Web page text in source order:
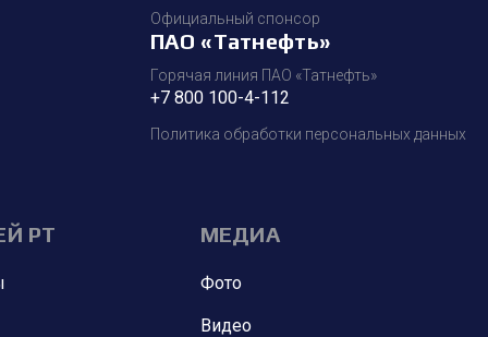
Официальный спонсор
ПАО «Татнефть»
Горячая линия ПАО «Татнефть»
+7 800 100-4-112
Политика обработки персональных данных
РТ МЕДИА
Фото
Видео